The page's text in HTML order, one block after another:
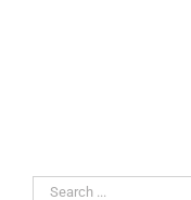
Search